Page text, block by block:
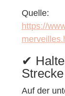
Quelle:
https://
✔︎
Strecke
Auf der